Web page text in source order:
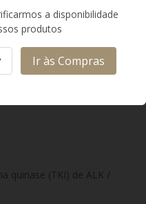
de sódio,
lactose monoidratada,
quinase (TKI) de ALK /
a disponibilidade
produtos
Ir às Compras